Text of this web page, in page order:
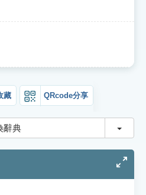
藏 QRcode分享
辭典 切換